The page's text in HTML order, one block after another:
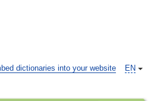
EN
dictionaries into your website